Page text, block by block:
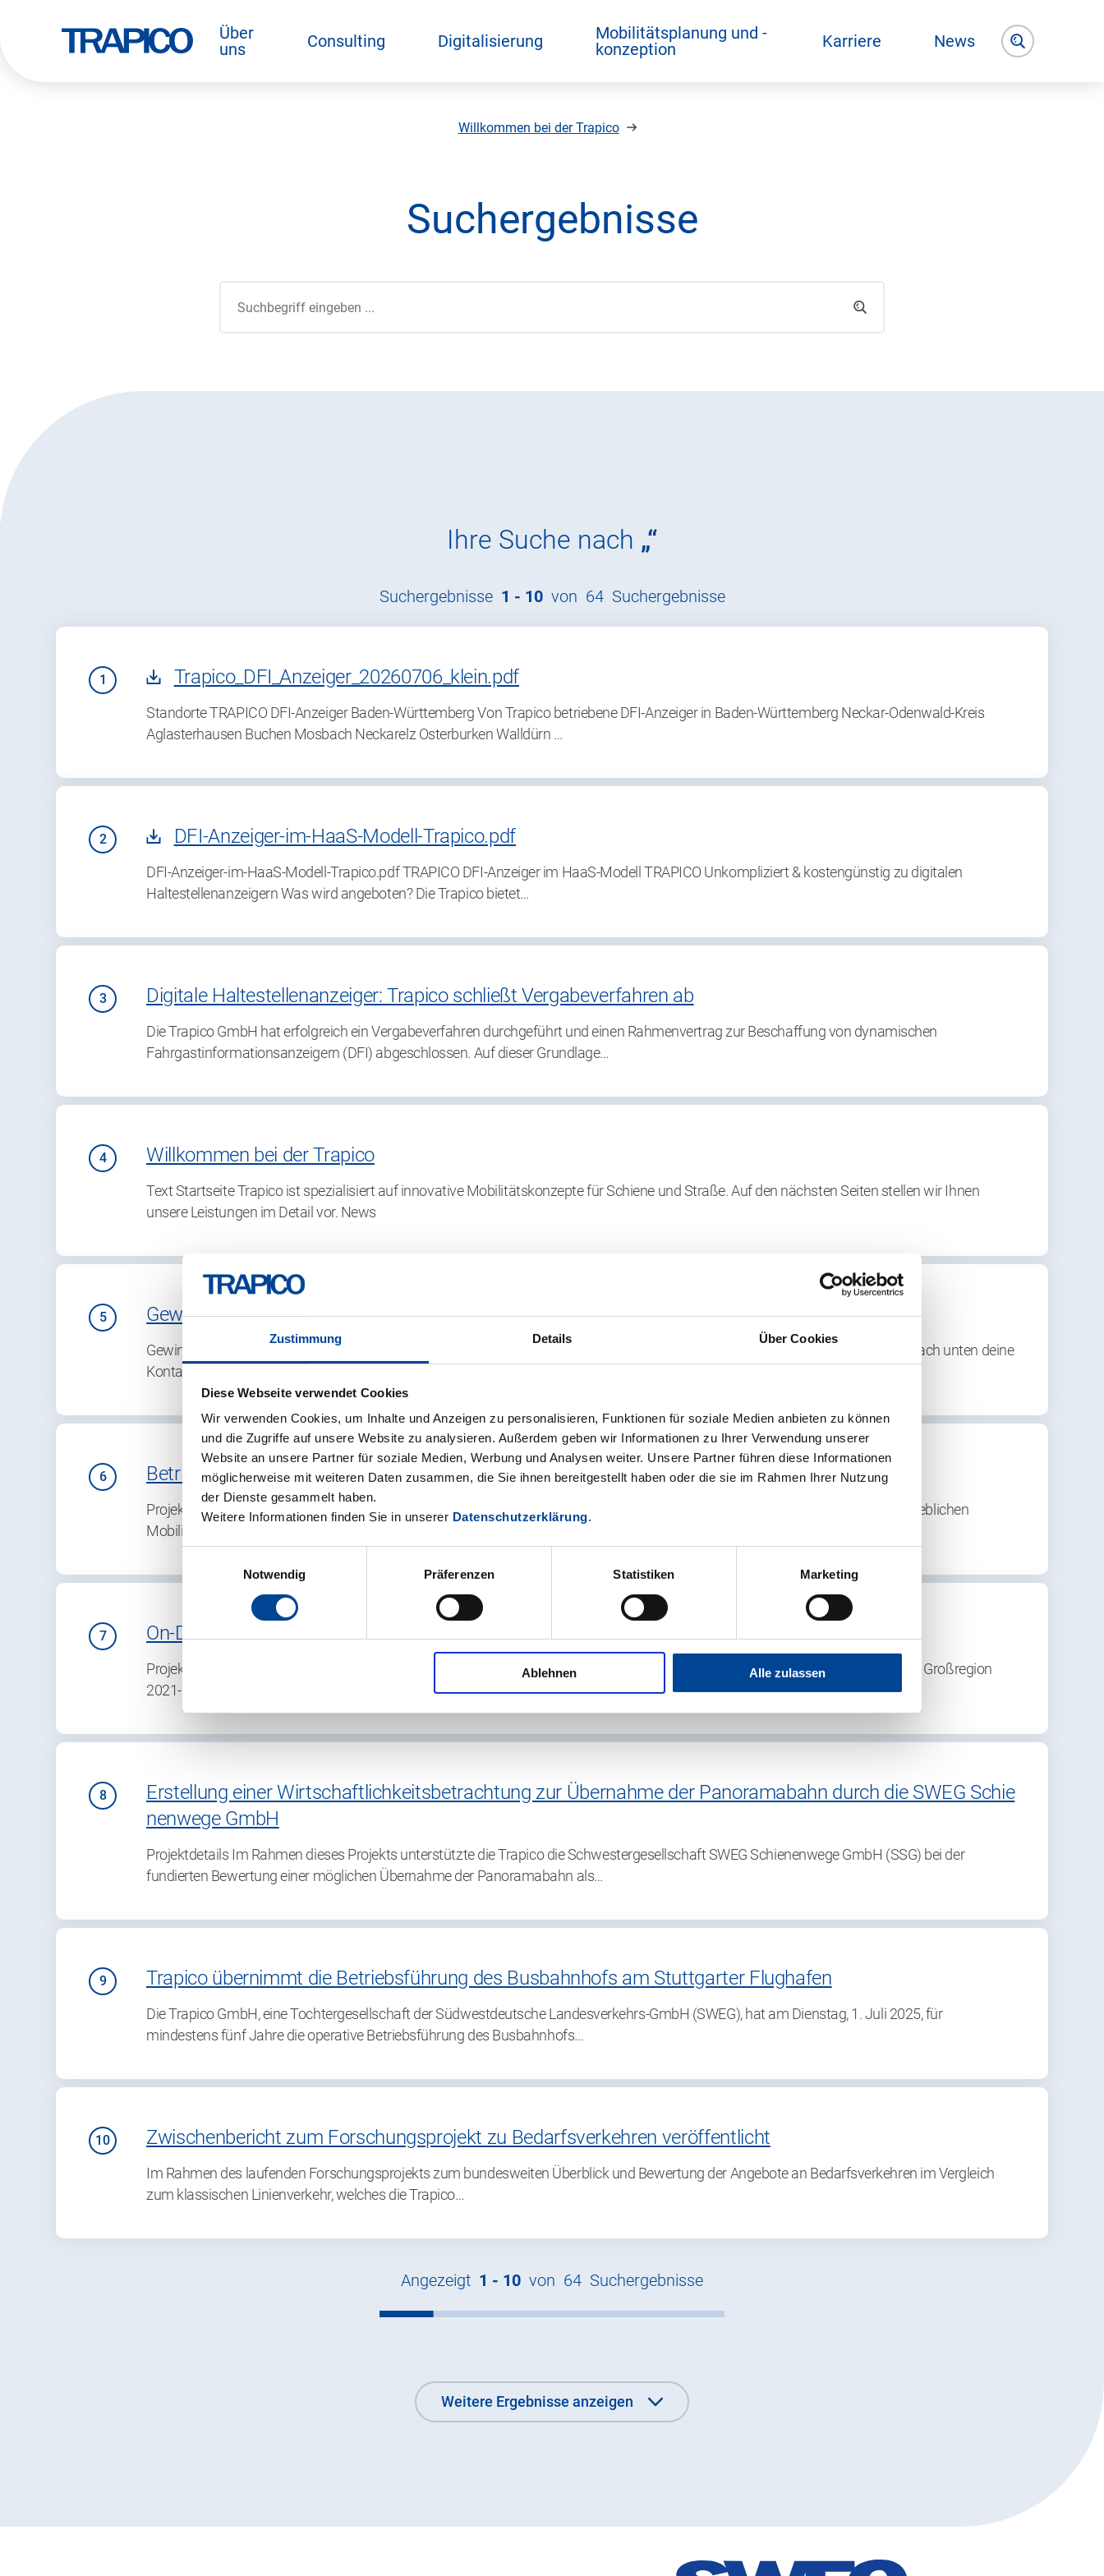
Zustimmung Details Über Cookies
Diese Webseite verwendet Cookies
Wir verwenden Cookies, um Inhalte und Anzeigen zu personalisieren, Funktionen für soziale Medien anbieten zu können
und die Zugriffe auf unsere Website zu analysieren. Außerdem geben wir Informationen zu Ihrer Verwendung unserer
Website an unsere Partner für soziale Medien, Werbung und Analysen weiter. Unsere Partner führen diese Informationen
möglicherweise mit weiteren Daten zusammen, die Sie ihnen bereitgestellt haben oder die sie im Rahmen Ihrer Nutzung
der Dienste gesammelt haben.
Weitere Informationen finden Sie in unserer Datenschutzerklärung.
Notwendig
Präferenzen Statistiken Marketing
Ablehnen Alle zulassen
zurück zur Startseite
Über
uns
Consulting Digitalisierung
Mobilitätsplanung und -
konzeption
Karriere News
Suche öffnen
Willkommen bei der Trapico
Suchergebnisse
Suchen
Ihre Suche nach
Suchergebnisse 1 - 10 von 64 Suchergebnisse
Trapico_DFI_Anzeiger_20260706_klein.pdf
Standorte TRAPICO DFI-Anzeiger Baden-Württemberg Von Trapico betriebene DFI-Anzeiger in Baden-Württemberg Neckar-Odenwald-Kreis
Aglasterhausen Buchen Mosbach Neckarelz Osterburken Walldürn …
DFI-Anzeiger-im-HaaS-Modell-Trapico.pdf
DFI-Anzeiger-im-HaaS-Modell-Trapico.pdf TRAPICO DFI-Anzeiger im HaaS-Modell TRAPICO Unkompliziert & kostengünstig zu digitalen
Haltestellenanzeigern Was wird angeboten? Die Trapico bietet…
Digitale Haltestellenanzeiger: Trapico schließt Vergabeverfahren ab
Die Trapico GmbH hat erfolgreich ein Vergabeverfahren durchgeführt und einen Rahmenvertrag zur Beschaffung von dynamischen
Fahrgastinformationsanzeigern (DFI) abgeschlossen. Auf dieser Grundlage…
Willkommen bei der Trapico
Text Startseite Trapico ist spezialisiert auf innovative Mobilitätskonzepte für Schiene und Straße. Auf den nächsten Seiten stellen wir Ihnen
unsere Leistungen im Detail vor. News
Gewinnspiel mobility move
Gewinnspiel Mobility Move '26 Gewinne zwei Tickets für ein Heimspiel des Karlsruher SC in der aktuellen Saison 25/26! Fülle einfach unten deine
Kontaktdaten aus und nehme am Gewinnspiel teil. Das…
Betriebliches Mobilitätsmanagement in Mittelsachsen
Projektdetails Im Rahmen des Projekts wurden eine umfassende Analyse und Strategie zur Erreichung einer klimaneutralen betrieblichen
Mobilität für das Landratsamt Mittelsachsen entwickelt.…
On-Demand-Verkehre in der deutsch-luxemburgischen Grenzregion
Projektdetails Der Verkehrsverbund Region Trier (VRT) und weitere Konsortialpartner haben im Rahmen des Interreg-Programms Großregion
2021-27 eine Förderung für einen grenzüberschreitenden…
Erstellung einer Wirtschaftlichkeitsbetrachtung zur Übernahme der Panoramabahn durch die SWEG Schie
nenwege GmbH
Projektdetails Im Rahmen dieses Projekts unterstützte die Trapico die Schwestergesellschaft SWEG Schienenwege GmbH (SSG) bei der
fundierten Bewertung einer möglichen Übernahme der Panoramabahn als…
Trapico übernimmt die Betriebsführung des Busbahnhofs am Stuttgarter Flughafen
Die Trapico GmbH, eine Tochtergesellschaft der Südwestdeutsche Landesverkehrs-GmbH (SWEG), hat am Dienstag, 1. Juli 2025, für
mindestens fünf Jahre die operative Betriebsführung des Busbahnhofs…
Zwischenbericht zum Forschungsprojekt zu Bedarfsverkehren veröffentlicht
Im Rahmen des laufenden Forschungsprojekts zum bundesweiten Überblick und Bewertung der Angebote an Bedarfsverkehren im Vergleich
zum klassischen Linienverkehr, welches die Trapico…
Angezeigt 1 - 10 von 64 Suchergebnisse
Weitere Ergebnisse anzeigen